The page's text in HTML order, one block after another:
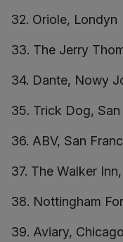
32. Oriole, Londyn
33. The Jerry
34. Dante, Nowy
35. Trick Dog,
36. ABV, San
37. The Walker
38. Nottingham
39. Aviary, Chicago